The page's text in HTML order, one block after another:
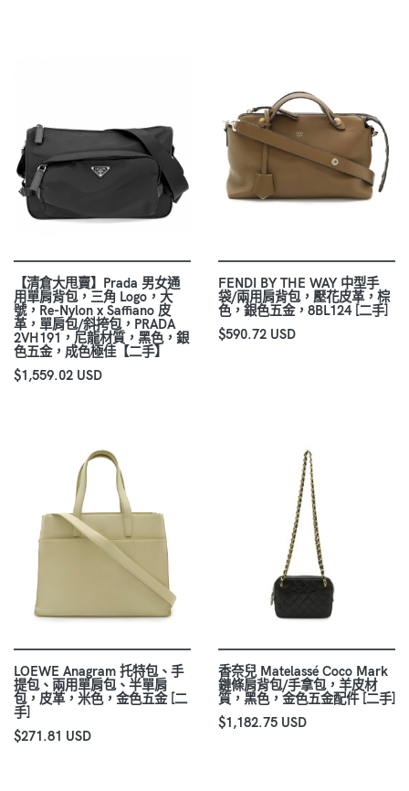
【清倉大甩賣】Prada 男女通
用單肩背包，三角 Logo，大
號，Re-Nylon x Saffiano 皮
革，單肩包/斜挎包，PRADA
2VH191，尼龍材質，黑色，銀
色五金，成色極佳【二手】
$1,559.02 USD
FENDI BY THE WAY 中型手
袋/兩用肩背包，壓花皮革，棕
色，銀色五金，8BL124 [二手]
$590.72 USD
LOEWE Anagram 托特包、手
提包、兩用單肩包、半單肩
包，皮革，米色，金色五金 [二
手]
$271.81 USD
香奈兒 Matelassé Coco Mark
鏈條肩背包/手拿包，羊皮材
質，黑色，金色五金配件 [二手]
$1,182.75 USD